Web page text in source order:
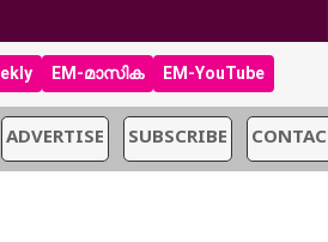
EM-മാസിക EM-YouTube
ADVERTISE SUBSCRIBE